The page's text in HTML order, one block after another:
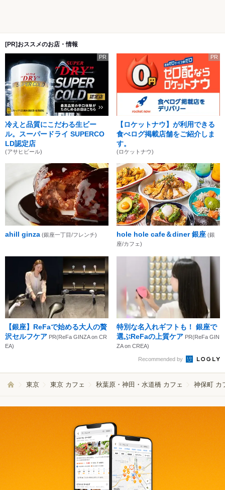
[PR]おススメのお店・情報
PR
冷えと品質にこだわる生ビー
ル。スーパードライ SUPERCO
LD認定店
(アサヒビール)
PR
【ロケットナウ】が利用できる
食べログ掲載店舗をご紹介しま
す。
(ロケットナウ)
ahill ginza (銀座一丁目/フレンチ) hole hole cafe＆diner 銀座 (銀
座/カフェ)
【銀座】ReFaで始める大人の贅
沢セルフケア PR(ReFa GINZA on CR
EA)
特別な名入れギフトも！ 銀座で
選ぶReFaの上質ケア PR(ReFa GIN
ZA on CREA)
Recommended by
東京 東京 カフェ 秋葉原・神田・水道橋 カフェ 神保町 カ